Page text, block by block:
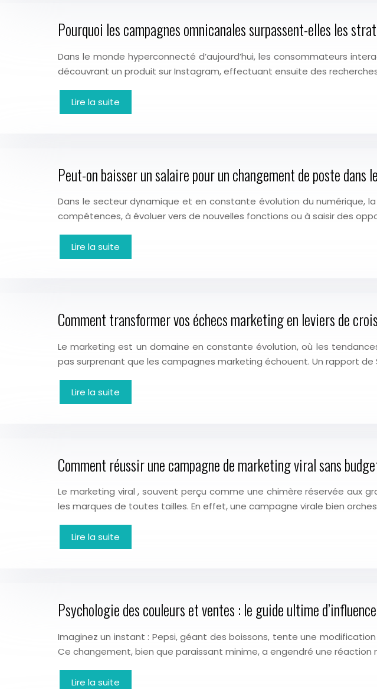
Pourquoi les campagnes omnicanales surpassent-elles les
Dans le monde hyperconnecté d’aujourd’hui, les consommateurs
découvrant un produit sur Instagram, effectuant ensuite des
Lire la suite
Peut-on baisser un salaire pour un changement de poste dans
Dans le secteur dynamique et en constante évolution du numérique,
compétences, à évoluer vers de nouvelles fonctions ou à saisir des
Lire la suite
Comment transformer vos échecs marketing en leviers de
Le marketing est un domaine en constante évolution, où les
pas surprenant que les campagnes marketing échouent. Un rapport de
Lire la suite
Comment réussir une campagne de marketing viral sans
Le marketing viral , souvent perçu comme une chimère réservée aux
les marques de toutes tailles. En effet, une campagne virale bien
Lire la suite
Psychologie des couleurs et ventes : le guide ultime
Imaginez un instant : Pepsi, géant des boissons, tente une
Ce changement, bien que paraissant minime, a engendré une
Lire la suite